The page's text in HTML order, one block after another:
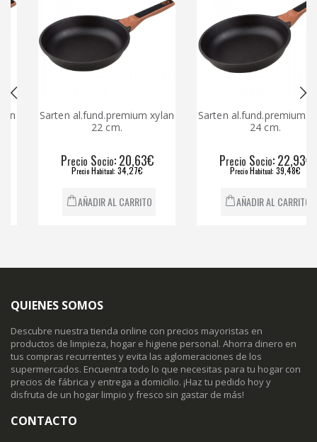
Sarten al.fund.premium xylan
22 cm.
recioSocio: 20,63€
recioHabitual: 34,27€
AÑADIR AL CARRITO
Sarten al.fund.premium
24 cm.
recioSocio: 22,93€
recioHabitual: 39,48€
AÑADIR AL CARRITO
QUIENES SOMOS
Descubre nuestra tienda online con precios mayoristas en
productos de limpieza, hogar e higiene personal. Ahorra dinero en
tus compras recurrentes y evita las aglomeraciones de los
supermercados. Encuentra todo lo que necesitas para tu hogar con
precios de fábrica y entrega a domicilio. ¡Haz tu pedido hoy y
disfruta de un hogar limpio y fresco sin gastar de más!
CONTACTO